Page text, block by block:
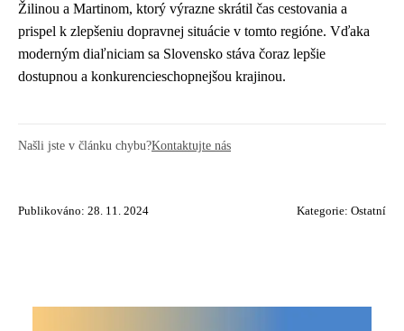
Žilinou a Martinom, ktorý výrazne skrátil čas cestovania a
prispel k zlepšeniu dopravnej situácie v tomto regióne. Vďaka
moderným diaľniciam sa Slovensko stáva čoraz lepšie
dostupnou a konkurencieschopnejšou krajinou.
Našli jste v článku chybu?Kontaktujte nás
Publikováno: 28. 11. 2024 Kategorie: Ostatní